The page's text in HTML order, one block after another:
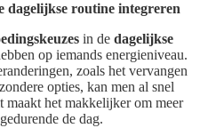
dagelijkse routine integreren
in de dagelijkse
op iemands energieniveau.
zoals het vervangen
opties, kan men al snel
maakt het makkelijker om meer
de dag.